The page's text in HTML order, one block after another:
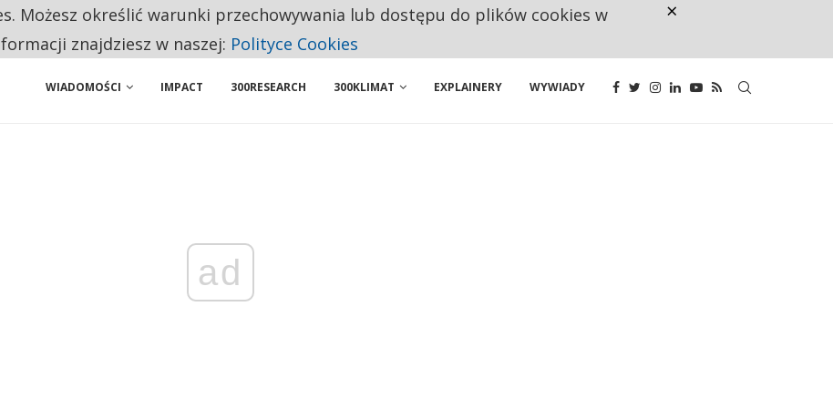
WŁASNĄ FIRMĘ. INNYM JUŻ TAK ŁATWO JEJ NIE POLECAJĄ
WIADOMOŚCI IMPACT 300RESEARCH 300KLIMAT EXPLAINERY WYWIADY
ad
Możesz określić warunki przechowywania lub dostępu do plików cookies w
znajdziesz w naszej: Polityce Cookies
×